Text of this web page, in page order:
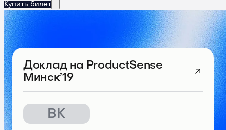
Купить билет
Доклад на ProductSense
Минск’19
ВК